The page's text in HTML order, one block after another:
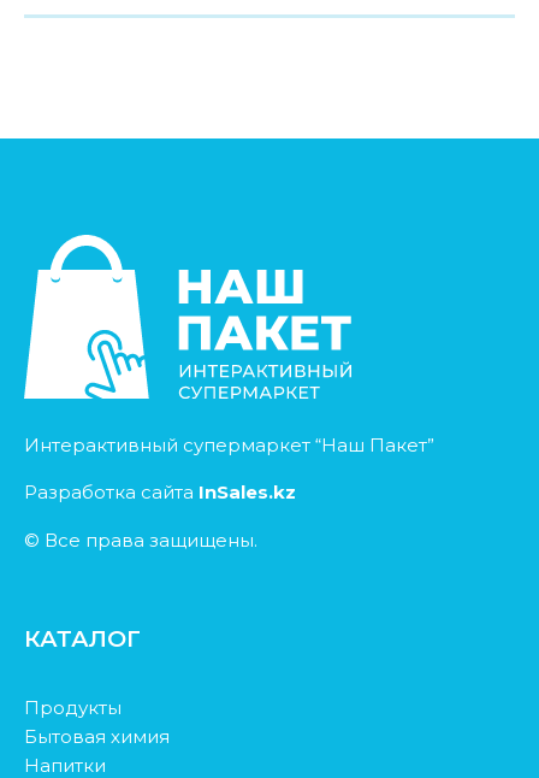
Интерактивный супермаркет “Наш Пакет”
Разработка сайта InSales.kz
© Все права защищены.
КАТАЛОГ
Продукты
Бытовая химия
Напитки